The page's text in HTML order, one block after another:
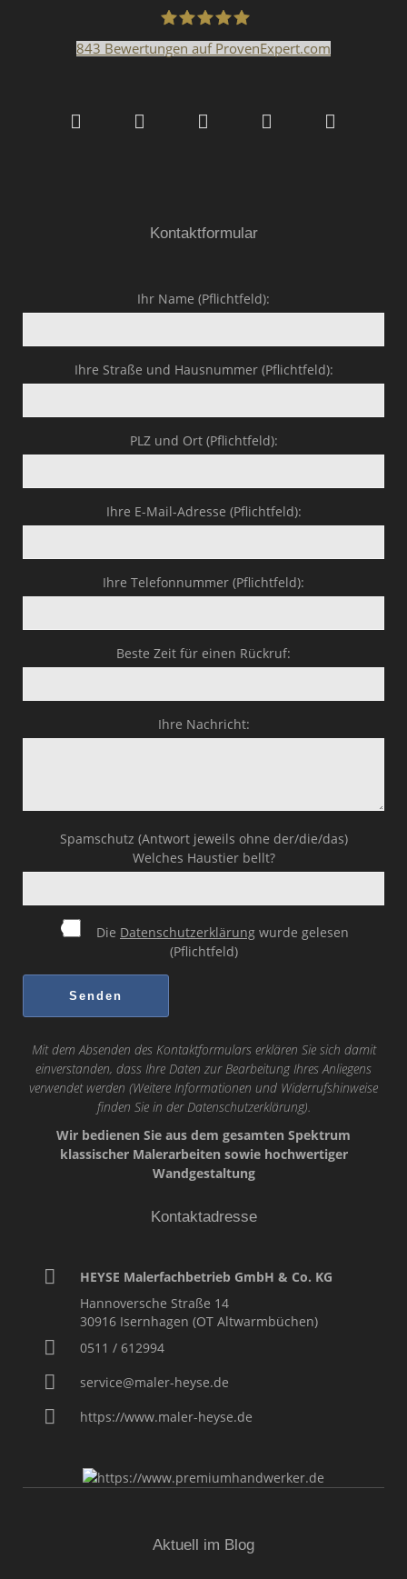
GmbH & Co.KG
843 Bewertungen auf ProvenExpert.com
Kontaktformular
Ihr Name (Pflichtfeld):
Ihre Straße und Hausnummer (Pflichtfeld):
PLZ und Ort (Pflichtfeld):
Ihre E-Mail-Adresse (Pflichtfeld):
Ihre Telefonnummer (Pflichtfeld):
Beste Zeit für einen Rückruf:
Ihre Nachricht:
Spamschutz (Antwort jeweils ohne der/die/das)
Welches Haustier bellt?
Die Datenschutzerklärung wurde gelesen
(Pflichtfeld)
Mit dem Absenden des Kontaktformulars erklären Sie sich damit
einverstanden, dass Ihre Daten zur Bearbeitung Ihres Anliegens
verwendet werden (Weitere Informationen und Widerrufshinweise
finden Sie in der Datenschutzerklärung).
Wir bedienen Sie aus dem gesamten Spektrum
klassischer Malerarbeiten sowie hochwertiger
Wandgestaltung
Kontaktadresse
HEYSE Malerfachbetrieb GmbH & Co. KG
Hannoversche Straße 14
30916 Isernhagen (OT Altwarmbüchen)
0511 / 612994
service@maler-heyse.de
https://www.maler-heyse.de
Aktuell im Blog